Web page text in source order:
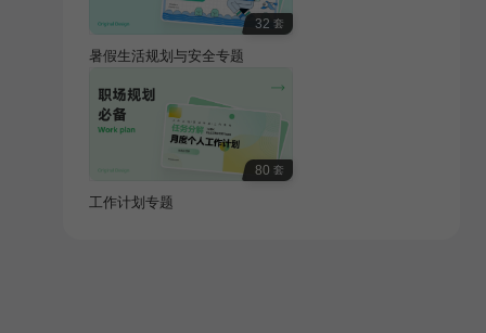
32 套
暑假生活规划与安全专题
80 套
工作计划专题